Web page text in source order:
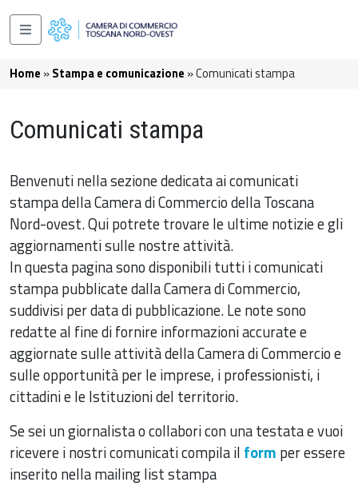
Salta al contenuto principale
Navigazione principale
Briciole di pane
Home Stampa e comunicazione Comunicati stampa
Comunicati stampa
Benvenuti nella sezione dedicata ai comunicati
stampa della Camera di Commercio della Toscana
Nord-ovest. Qui potrete trovare le ultime notizie e gli
aggiornamenti sulle nostre attività.
In questa pagina sono disponibili tutti i comunicati
stampa pubblicate dalla Camera di Commercio,
suddivisi per data di pubblicazione. Le note sono
redatte al fine di fornire informazioni accurate e
aggiornate sulle attività della Camera di Commercio e
sulle opportunità per le imprese, i professionisti, i
cittadini e le Istituzioni del territorio.
Se sei un giornalista o collabori con una testata e vuoi
ricevere i nostri comunicati compila il form per essere
inserito nella mailing list stampa